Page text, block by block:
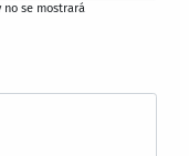
no se mostrará